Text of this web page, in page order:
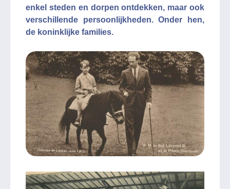
enkel steden en dorpen ontdekken, maar ook
verschillende persoonlijkheden. Onder hen,
de koninklijke families.